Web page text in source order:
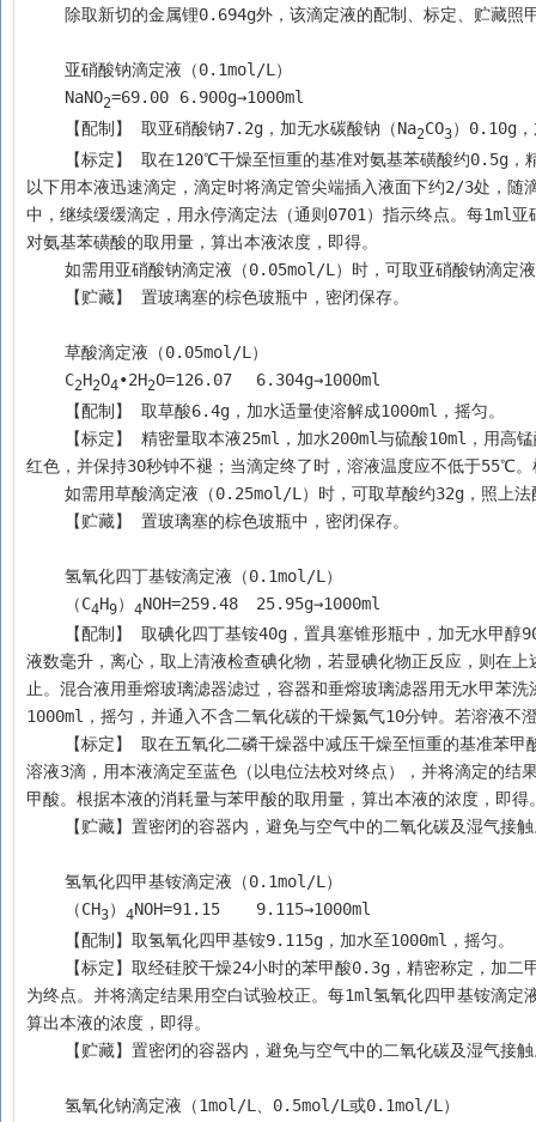
除取新切的金属锂0.694g外，该滴定液的配制、标定、贮藏
    亚硝酸钠滴定液（0.1mol/L）
    NaNO
2
=69.00	6.900g→1000ml
    【配制】 取亚硝酸钠7.2g，加无水碳酸钠（Na
2CO3）0.10g，
以下用本液迅速滴定，滴定时将滴定管尖端插入液面下约2/3处，
中，继续缓缓滴定，用永停滴定法（通则0701）指示终点。每1ml
对氨基苯磺酸的取用量，算出本液浓度，即得。
如需用亚硝酸钠滴定液（0.05mol/L）时，可取亚硝酸钠滴
    【贮藏】 置玻璃塞的棕色玻瓶中，密闭保存。
    草酸滴定液（0.05mol/L）
    C
2H2O4•2H2
O=126.07	6.304g→1000ml
    【配制】 取草酸6.4g，加水适量使溶解成1000ml，摇匀。
红色，并保持30秒钟不褪；当滴定终了时，溶液温度应不低于55℃
如需用草酸滴定液（0.25mol/L）时，可取草酸约32g，照
    【贮藏】 置玻璃塞的棕色玻瓶中，密闭保存。
    氢氧化四丁基铵滴定液（0.1mol/L）
    （C
4H9） 4
NOH=259.48	25.95g→1000ml
液数毫升，离心，取上清液检查碘化物，若显碘化物正反应，则在
止。混合液用垂熔玻璃滤器滤过，容器和垂熔玻璃滤器用无水甲苯
溶液3滴，用本液滴定至蓝色（以电位法校对终点），并将滴定的
甲酸。根据本液的消耗量与苯甲酸的取用量，算出本液的浓度，即得
【贮藏】置密闭的容器内，避免与空气中的二氧化碳及湿气接
    氢氧化四甲基铵滴定液（0.1mol/L）
    （CH
3） 4
NOH=91.15	9.115→1000ml
    【配制】取氢氧化四甲基铵9.115g，加水至1000ml，摇匀。
为终点。并将滴定结果用空白试验校正。每1ml氢氧化四甲基铵滴
算出本液的浓度，即得。
【贮藏】置密闭的容器内，避免与空气中的二氧化碳及湿气接
    氢氧化钠滴定液（1mol/L、0.5mol/L或0.1mol/L）